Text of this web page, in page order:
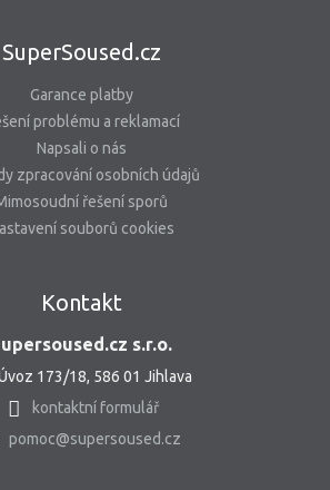
SuperSoused.cz
Garance platby
problému a reklamací
Napsali o nás
zpracování osobních údajů
řešení sporů
souborů cookies
Kontakt
s.r.o.
173/18, 586 01 Jihlava
kontaktní formulář
pomoc@supersoused.cz